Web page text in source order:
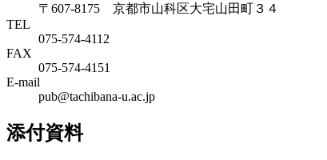
〒607-8175 京都市山科区大宅山田町３４
TEL
075-574-4112
FAX
075-574-4151
E-mail
pub@tachibana-u.ac.jp
添付資料